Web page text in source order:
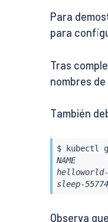
Para
para
Tras
nombres
También
$ kubectl
NAME
sleep-
Observa